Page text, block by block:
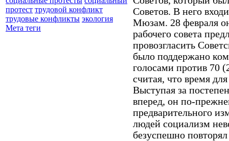
протест трудовой конфликт
трудовые конфликты экология
Мета теги
Советов. В него
Мюзам. 28 февраля
рабочего совета
провозгласить
было поддержано
голосами против 70
считая, что время
Выступая за
вперед, он по-
предварительного
людей социализм
безуспешно